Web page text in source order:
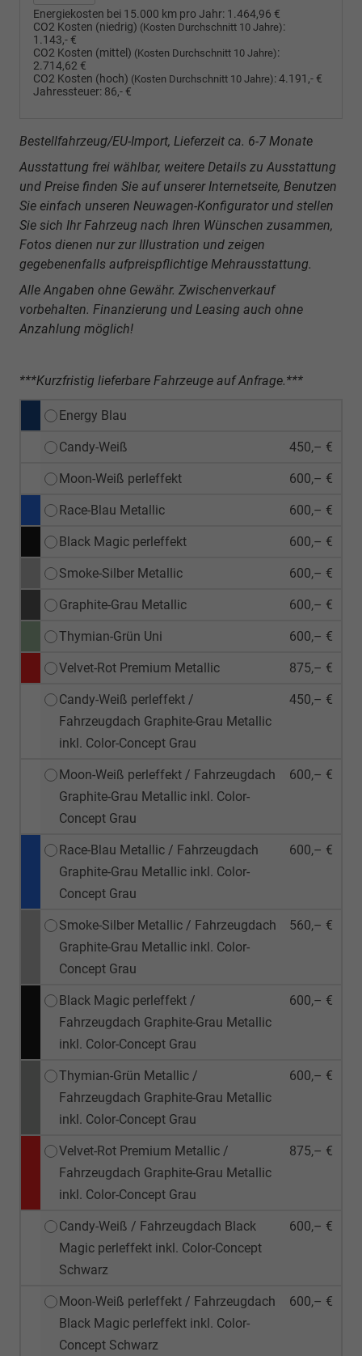
Energiekosten bei 15.000 km pro Jahr: 1.464,96 €
CO2 Kosten (niedrig) (Kosten Durchschnitt 10 Jahre):
1.143,- €
CO2 Kosten (mittel) (Kosten Durchschnitt 10 Jahre):
2.714,62 €
CO2 Kosten (hoch) (Kosten Durchschnitt 10 Jahre):4.191,- €
Jahressteuer: 86,- €
Bestellfahrzeug/EU-Import, Lieferzeit ca. 6-7 Monate
Ausstattung frei wählbar, weitere Details zu Ausstattung
und Preise finden Sie auf unserer Internetseite, Benutzen
Sie einfach unseren Neuwagen-Konfigurator und stellen
Sie sich Ihr Fahrzeug nach Ihren Wünschen zusammen,
Fotos dienen nur zur Illustration und zeigen
gegebenenfalls aufpreispflichtige Mehrausstattung.
Alle Angaben ohne Gewähr. Zwischenverkauf
vorbehalten. Finanzierung und Leasing auch ohne
Anzahlung möglich!
***Kurzfristig lieferbare Fahrzeuge auf Anfrage.***
Energy Blau
Candy-Weiß 450,– €
Moon-Weiß perleffekt 600,– €
Race-Blau Metallic 600,– €
Black Magic perleffekt 600,– €
Smoke-Silber Metallic 600,– €
Graphite-Grau Metallic 600,– €
Thymian-Grün Uni 600,– €
Velvet-Rot Premium Metallic 875,– €
Candy-Weiß perleffekt /
Fahrzeugdach Graphite-Grau Metallic
inkl. Color-Concept Grau
450,– €
Moon-Weiß perleffekt / Fahrzeugdach
Graphite-Grau Metallic inkl. Color-
Concept Grau
600,– €
Race-Blau Metallic / Fahrzeugdach
Graphite-Grau Metallic inkl. Color-
Concept Grau
600,– €
Smoke-Silber Metallic / Fahrzeugdach
Graphite-Grau Metallic inkl. Color-
Concept Grau
560,– €
Black Magic perleffekt /
Fahrzeugdach Graphite-Grau Metallic
inkl. Color-Concept Grau
600,– €
Thymian-Grün Metallic /
Fahrzeugdach Graphite-Grau Metallic
inkl. Color-Concept Grau
600,– €
Velvet-Rot Premium Metallic /
Fahrzeugdach Graphite-Grau Metallic
inkl. Color-Concept Grau
875,– €
Candy-Weiß / Fahrzeugdach Black
Magic perleffekt inkl. Color-Concept
Schwarz
600,– €
Moon-Weiß perleffekt / Fahrzeugdach
Black Magic perleffekt inkl. Color-
Concept Schwarz
600,– €